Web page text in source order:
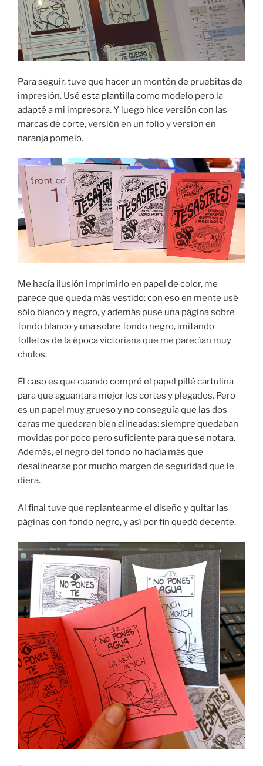
Para seguir, tuve que hacer un montón de pruebitas de
impresión. Usé esta plantillacomo modelo pero la
adapté a mi impresora. Y luego hice versión con las
marcas de corte, versión en un folio y versión en
naranja pomelo.
Me hacía ilusión imprimirlo en papel de color, me
parece que queda más vestido: con eso en mente usé
sólo blanco y negro, y además puse una página sobre
fondo blanco y una sobre fondo negro, imitando
folletos de la época victoriana que me parecían muy
chulos.
El caso es que cuando compré el papel pillé cartulina
para que aguantara mejor los cortes y plegados. Pero
es un papel muy grueso y no conseguía que las dos
caras me quedaran bien alineadas: siempre quedaban
movidas por poco pero suficiente para que se notara.
Además, el negro del fondo no hacía más que
desalinearse por mucho margen de seguridad que le
diera.
Al final tuve que replantearme el diseño y quitar las
páginas con fondo negro, y así por fin quedó decente.